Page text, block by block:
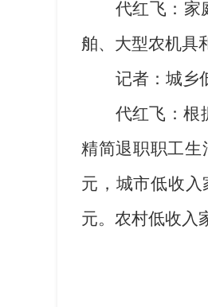
代红飞：家
舶、大型农机具
记者：城乡
代红飞：根
精简退职职工生
元，城市低收
元。农村低收入